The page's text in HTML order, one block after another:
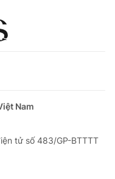
Nam
tử số 483/GP-BTTTT